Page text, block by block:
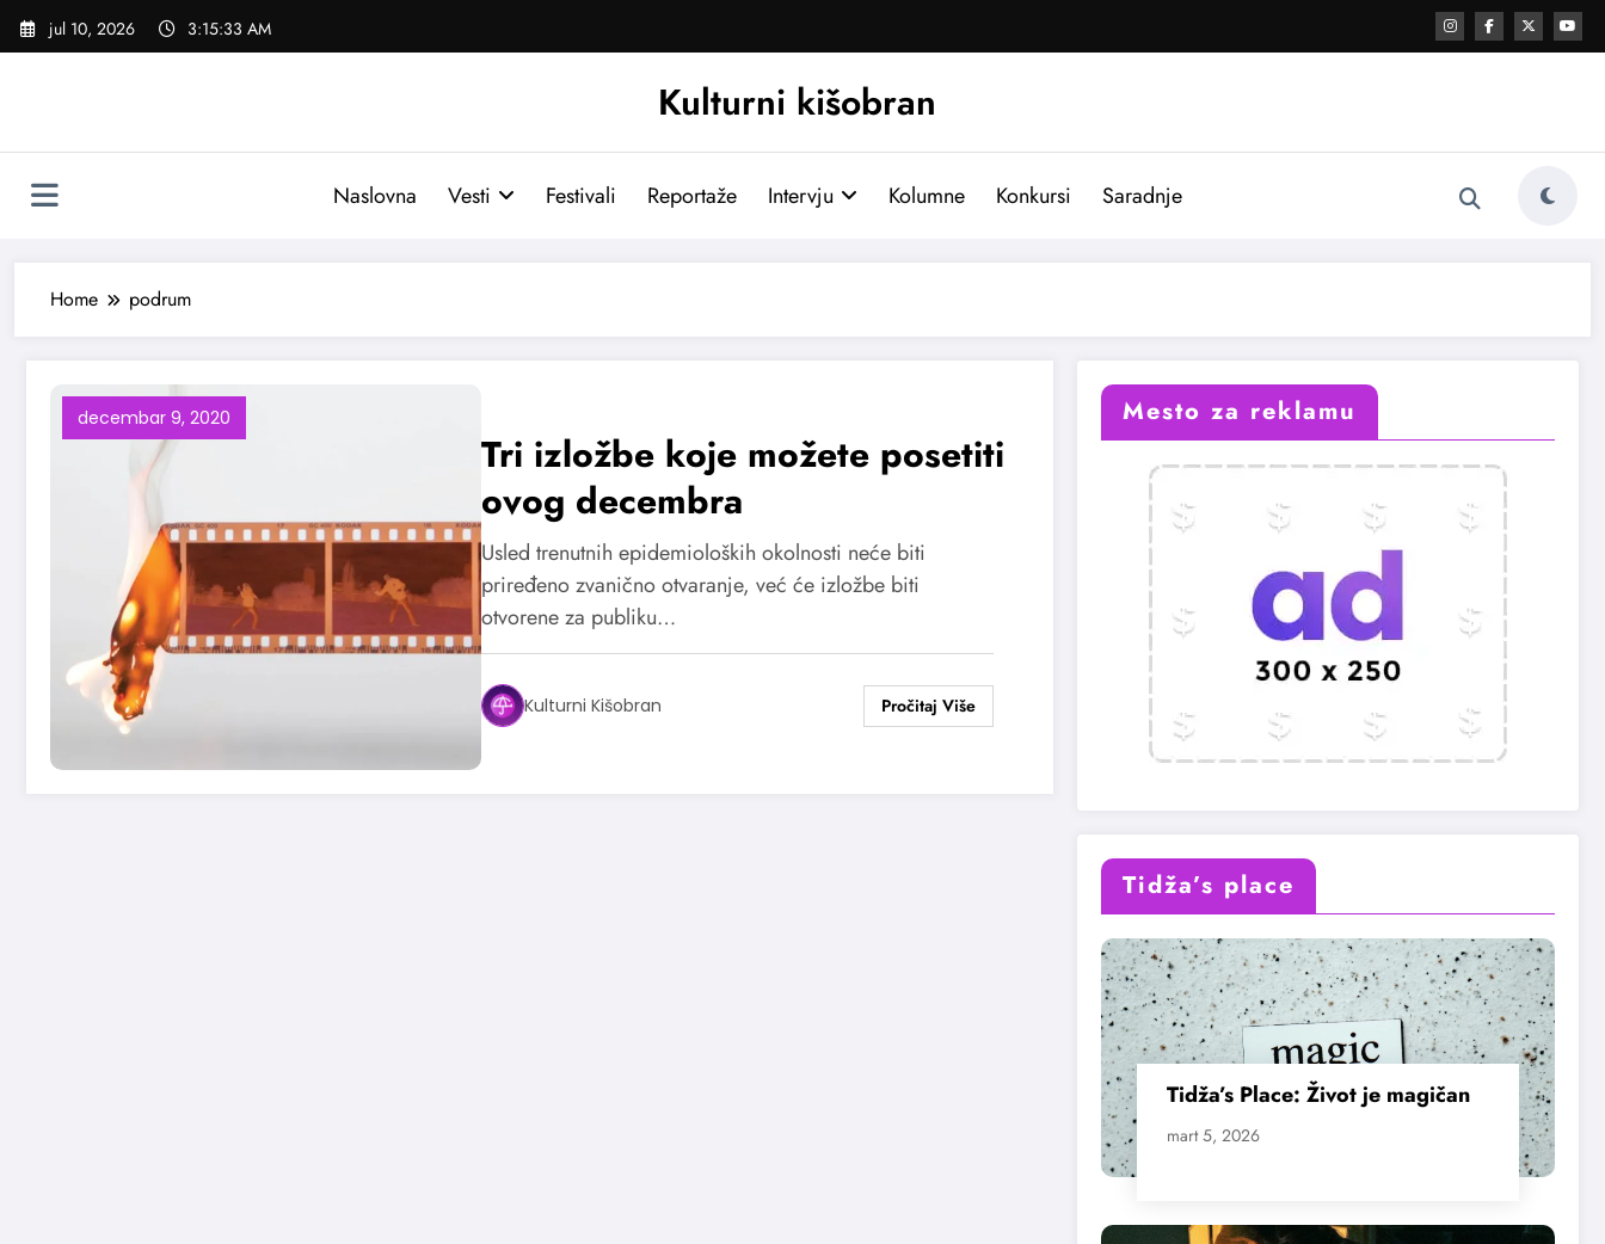
Skoči
jul 10, 2026 3:15:34 AM
Kulturni kišobran
Naslovna Vesti Festivali Reportaže Intervju Kolumne Konkursi Saradnje
Home podrum
decembar 9, 2020
Tri izložbe koje možete posetiti
ovog decembra
Usled trenutnih epidemioloških okolnosti neće biti
priređeno zvanično otvaranje, već će izložbe biti
otvorene za publiku…
Kulturni Kišobran
Mesto za reklamu
Tidža’s place
Tidža’s Place: Život je magičan
mart 5, 2026